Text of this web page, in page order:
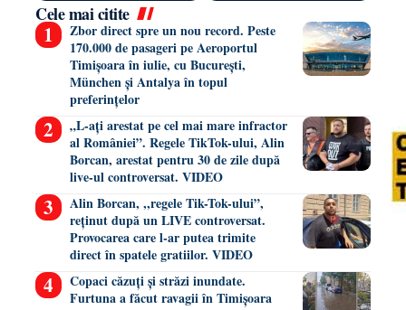
Cele mai citite
Zbor direct spre un nou record. Peste
170.000 de pasageri pe Aeroportul
Timișoara în iulie, cu București,
München și Antalya în topul
preferințelor
„L-ați arestat pe cel mai mare infractor
al României”. Regele TikTok-ului, Alin
Borcan, arestat pentru 30 de zile după
live-ul controversat. VIDEO
Alin Borcan, ,,regele Tik-Tok-ului”,
reținut după un LIVE controversat.
Provocarea care l-ar putea trimite
direct în spatele gratiilor. VIDEO
Copaci căzuți și străzi inundate.
Furtuna a făcut ravagii în Timișoara